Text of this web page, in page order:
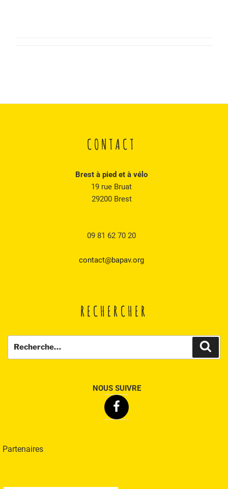
CONTACT
Brest à pied et à vélo
19 rue Bruat
29200 Brest
09 81 62 70 20
contact@bapav.org
RECHERCHER
NOUS SUIVRE
Facebook
Partenaires